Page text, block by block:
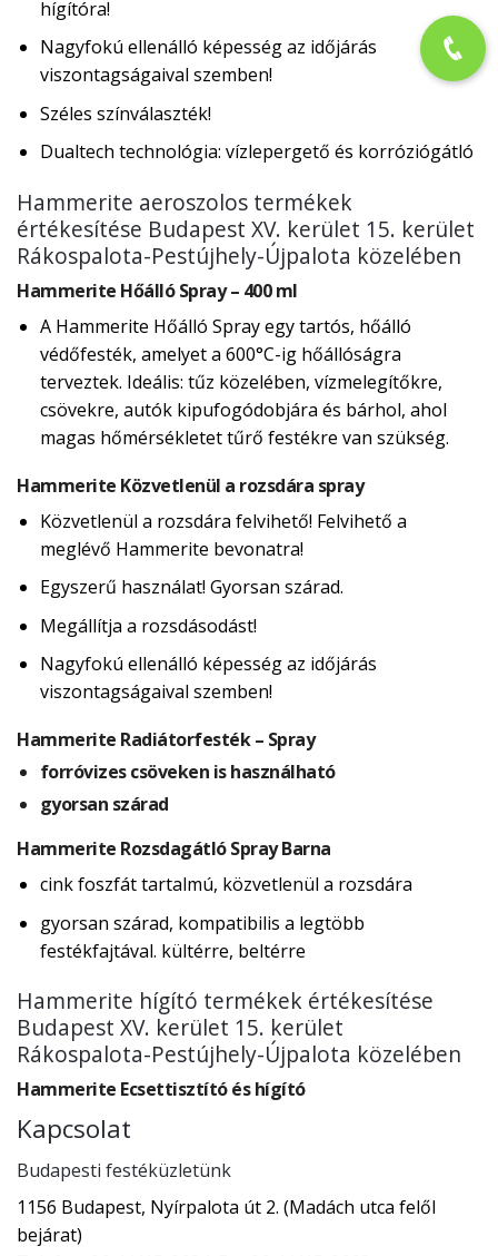
hígítóra!
Nagyfokú ellenálló képesség az időjárás
viszontagságaival szemben!
Széles színválaszték!
Dualtech technológia: vízlepergető és korróziógátló
Hammerite aeroszolos termékek
értékesítése Budapest XV. kerület 15. kerület
Rákospalota-Pestújhely-Újpalota közelében
Hammerite Hőálló Spray – 400 ml
A Hammerite Hőálló Spray egy tartós, hőálló
védőfesték, amelyet a 600°C-ig hőállóságra
terveztek. Ideális: tűz közelében, vízmelegítőkre,
csövekre, autók kipufogódobjára és bárhol, ahol
magas hőmérsékletet tűrő festékre van szükség.
Hammerite Közvetlenül a rozsdára spray
Közvetlenül a rozsdára felvihető! Felvihető a
meglévő Hammerite bevonatra!
Egyszerű használat! Gyorsan szárad.
Megállítja a rozsdásodást!
Nagyfokú ellenálló képesség az időjárás
viszontagságaival szemben!
Hammerite Radiátorfesték – Spray
forróvizes csöveken is használható
gyorsan szárad
Hammerite Rozsdagátló Spray Barna
cink foszfát tartalmú, közvetlenül a rozsdára
gyorsan szárad, kompatibilis a legtöbb
festékfajtával. kültérre, beltérre
Hammerite hígító termékek értékesítése
Budapest XV. kerület 15. kerület
Rákospalota-Pestújhely-Újpalota közelében
Hammerite Ecsettisztító és hígító
Kapcsolat
Budapesti festéküzletünk
1156 Budapest, Nyírpalota út 2. (Madách utca felől
bejárat)